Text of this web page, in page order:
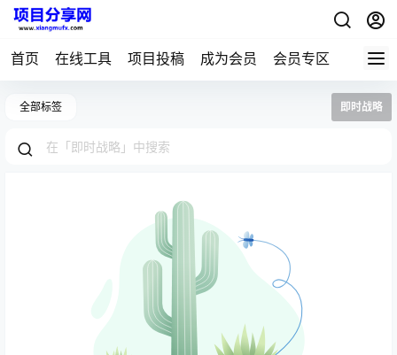
首页 在线工具 项目投稿 成为会员 会员专区
全部标签 即时战略